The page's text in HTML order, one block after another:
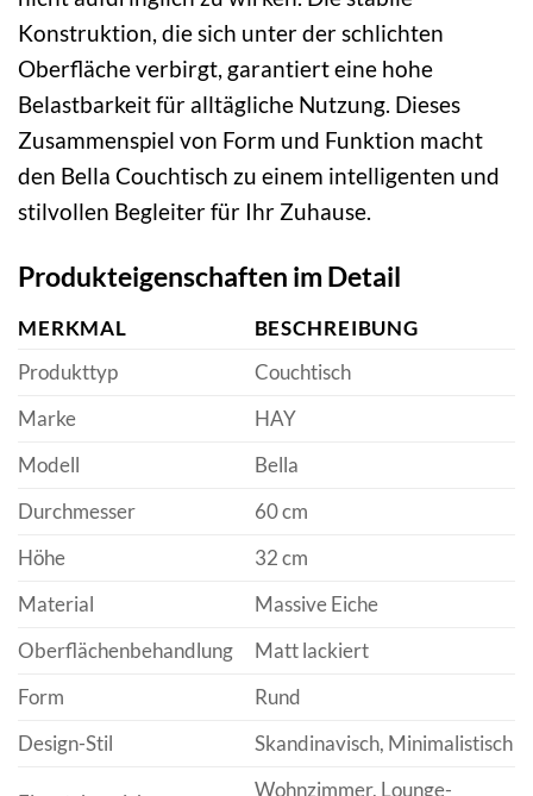
Konstruktion, die sich unter der schlichten
Oberfläche verbirgt, garantiert eine hohe
Belastbarkeit für alltägliche Nutzung. Dieses
Zusammenspiel von Form und Funktion macht
den Bella Couchtisch zu einem intelligenten und
stilvollen Begleiter für Ihr Zuhause.
Produkteigenschaften im Detail
MERKMAL
BESCHREIBUNG
Produkttyp
Couchtisch
Marke
HAY
Modell
Bella
Durchmesser
60 cm
Höhe
32 cm
Material
Massive Eiche
Oberflächenbehandlung
Matt lackiert
Form
Rund
Design-Stil
Skandinavisch, Minimalistisch
Wohnzimmer, Lounge-